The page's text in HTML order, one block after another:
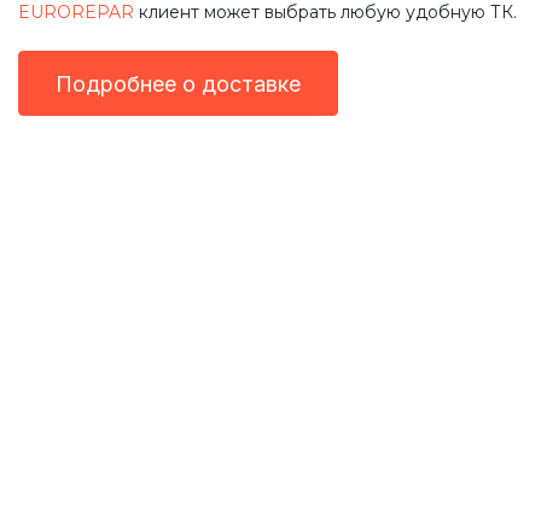
EUROREPAR клиент может выбрать любую удобную ТК.
Подробнее о доставке